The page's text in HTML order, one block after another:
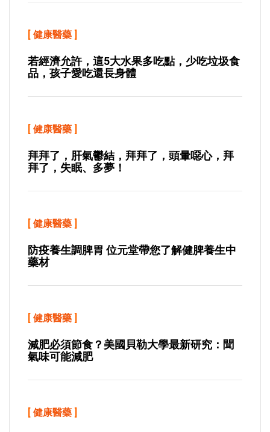
[ 健康醫藥 ]
若經濟允許，這5大水果多吃點，少吃垃圾食
品，孩子愛吃還長身體
[ 健康醫藥 ]
拜拜了，肝氣鬱結，拜拜了，頭暈噁心，拜
拜了，失眠、多夢！
[ 健康醫藥 ]
防疫養生調脾胃 位元堂帶您了解健脾養生中
藥材
[ 健康醫藥 ]
減肥必須節食？美國貝勒大學最新研究：聞
氣味可能減肥
[ 健康醫藥 ]